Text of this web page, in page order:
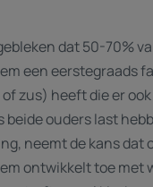
dat 50-70%
een eerstegraads
zus) heeft die er
beide ouders last
neemt de kans dat
ontwikkelt toe met